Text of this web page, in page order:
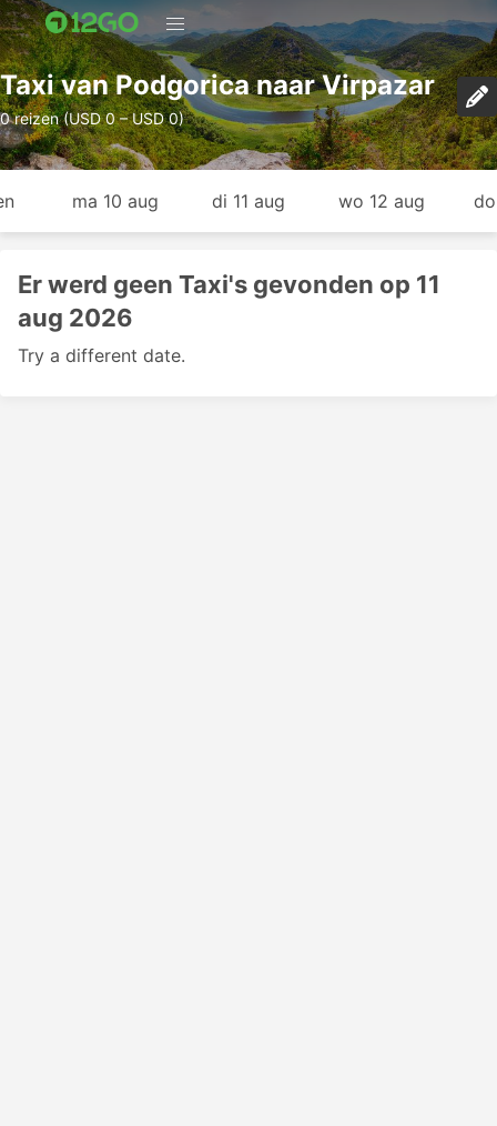
Taxi van Podgorica naar Virpazar
0 reizen (USD 0 – USD 0)
ma 10 aug di 11 aug wo 12 aug
Er werd geen Taxi's gevonden op 11
aug 2026
Try a different date.